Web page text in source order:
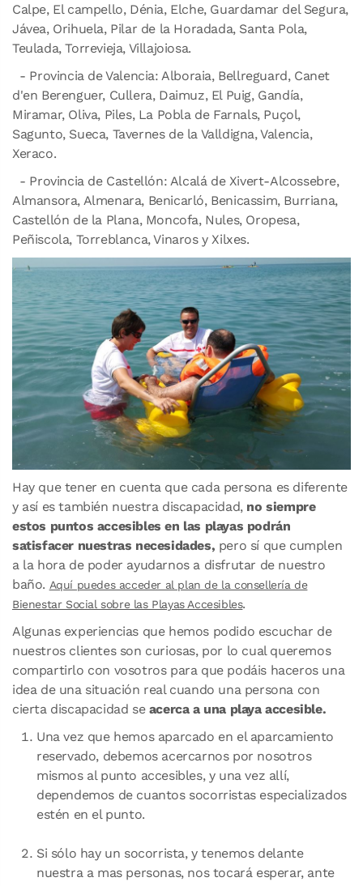
Calpe, El campello, Dénia, Elche, Guardamar del Segura,
Jávea, Orihuela, Pilar de la Horadada, Santa Pola,
Teulada, Torrevieja, Villajoiosa.
- Provincia de Valencia: Alboraia, Bellreguard, Canet
d'en Berenguer, Cullera, Daimuz, El Puig, Gandía,
Miramar, Oliva, Piles, La Pobla de Farnals, Puçol,
Sagunto, Sueca, Tavernes de la Valldigna, Valencia,
Xeraco.
- Provincia de Castellón: Alcalá de Xivert-Alcossebre,
Almansora, Almenara, Benicarló, Benicassim, Burriana,
Castellón de la Plana, Moncofa, Nules, Oropesa,
Peñiscola, Torreblanca, Vinaros y Xilxes.
Hay que tener en cuenta que cada persona es diferente
y así es también nuestra discapacidad, no siempre
estos puntos accesibles en las playas podrán
satisfacer nuestras necesidades, pero sí que cumplen
a la hora de poder ayudarnos a disfrutar de nuestro
baño. Aquí puedes acceder al plan de la consellería de
Bienestar Social sobre las Playas Accesibles.
Algunas experiencias que hemos podido escuchar de
nuestros clientes son curiosas, por lo cual queremos
compartirlo con vosotros para que podáis haceros una
idea de una situación real cuando una persona con
cierta discapacidad se acerca a una playa accesible.
Una vez que hemos aparcado en el aparcamiento
reservado, debemos acercarnos por nosotros
mismos al punto accesibles, y una vez allí,
dependemos de cuantos socorristas especializados
estén en el punto.
Si sólo hay un socorrista, y tenemos delante
nuestra a mas personas, nos tocará esperar, ante